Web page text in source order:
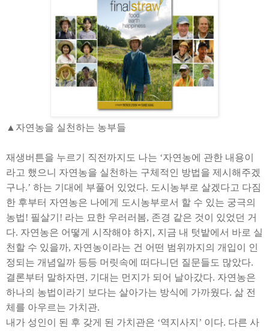
▲자연농을 실천하는 농부들
재생버튼을 누르기 직전까지도 나는 ‘자연농에 관한 내용이
라고 했으니 자연농을 실천하는 구체적인 방법을 제시해주겠
구나.’ 하는 기대에 부풀어 있었다. 도시농부로 살겠다고 다짐
한 후부터 자연농은 나에게 도시농부로서 할 수 있는 궁극의
농법! 필살기 ! 라는 묘한 우러러봄, 존경 같은 것이 있었던 거
다. 자연농은 어떻게 시작해야 하지 , 지금 내 텃밭에서 바로 실
천할 수 있을까, 자연농이라는 건 어떤 범위까지의 개입이 인
정되는 개념일까 등등 머릿속에 떠다니던 질문들도 많았다.
결론부터 말하자면 , 기대는 먼지가 되어 날아갔다. 자연농은
하나의 농법이라기 보다는 살아가는 방식에 가까웠다. 삶 전
체를 아우르는 가치관.
내가 성인이 된 후 갖게 된 가치관은 ‘역지사지 ’ 이다. 다른 사